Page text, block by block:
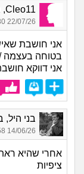
Cleo11, בת 26
22/07/26 13:30
אני חושבת
בטוחה בעצמה /
אני דווקא
בני היל, בן
14/06/26 00:58
אחרי שהיא
ציפיות